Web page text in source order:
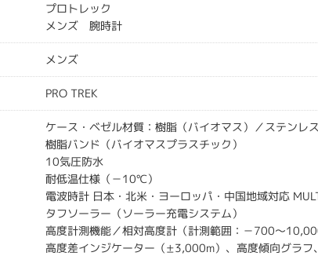
プロトレック
メンズ 腕時計
メンズ
PRO TREK
ケース・ベゼル材質：樹脂（バイオマス）／ステンレ
樹脂バンド（バイオマスプラスチック）
10気圧防水
耐低温仕様（－10℃）
電波時計 日本・北米・ヨーロッパ・中国地域対応
タフソーラー（ソーラー充電システム）
高度計測機能／相対高度計（計測範囲：－700～
高度差インジケーター（±3,000m）、高度傾向グラフ